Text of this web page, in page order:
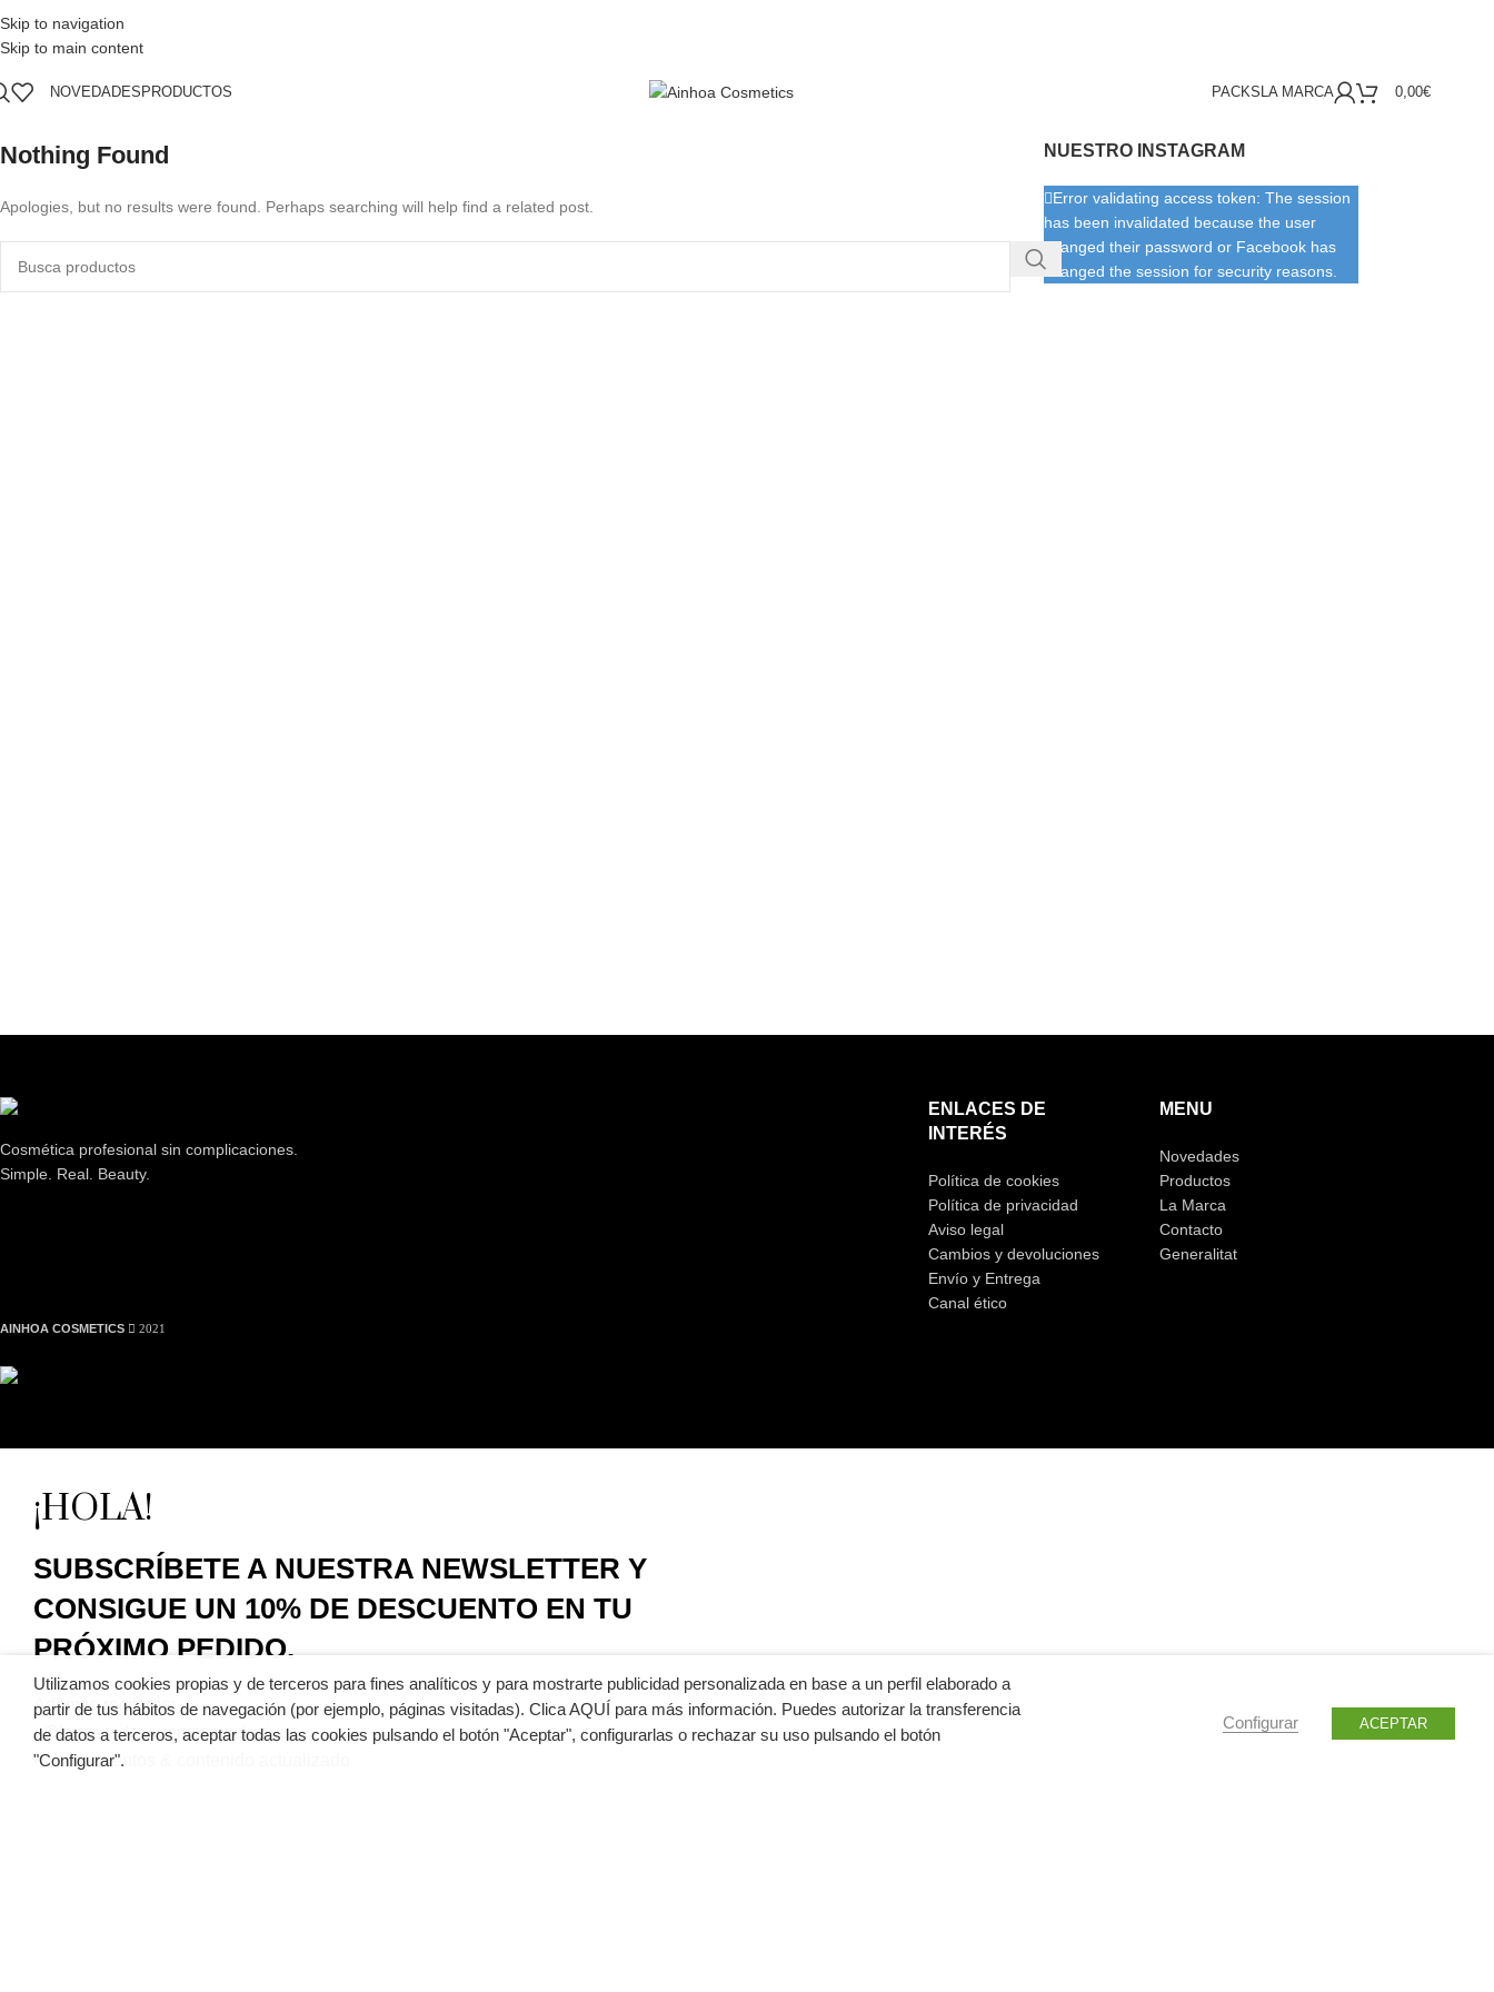
Skip to navigation
Skip to main content
NOVEDADESPRODUCTOS PACKSLA MARCA 0,00€
Nothing Found
Apologies, but no results were found. Perhaps searching will help find a related post.
NUESTRO INSTAGRAM
Error validating access token: The session
has been invalidated because the user
changed their password or Facebook has
changed the session for security reasons.
Cosmética profesional sin complicaciones.
Simple. Real. Beauty.
ENLACES DE
INTERÉS
Política de cookies
Política de privacidad
Aviso legal
Cambios y devoluciones
Envío y Entrega
Canal ético
MENU
Novedades
Productos
La Marca
Contacto
Generalitat
AINHOA COSMETICS 2021
¡HOLA!
SUBSCRÍBETE A NUESTRA NEWSLETTER Y
CONSIGUE UN 10% DE DESCUENTO EN TU
PRÓXIMO PEDIDO.
Además recibirás:
• Ofertas y descuentos exclusivos
• Lanzamientos & contenido actualizado
Utilizamos cookies propias y de terceros para fines analíticos y para mostrarte publicidad personalizada en base a un perfil elaborado a
partir de tus hábitos de navegación (por ejemplo, páginas visitadas). ClicaAQUÍ
para más información. Puedes autorizar la transferencia
de datos a terceros, aceptar todas las cookies pulsando el botón "Aceptar", configurarlas o rechazar su uso pulsando el botón
"Configurar".
Configurar ACEPTAR